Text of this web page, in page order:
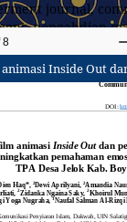
journal,
pengabdian